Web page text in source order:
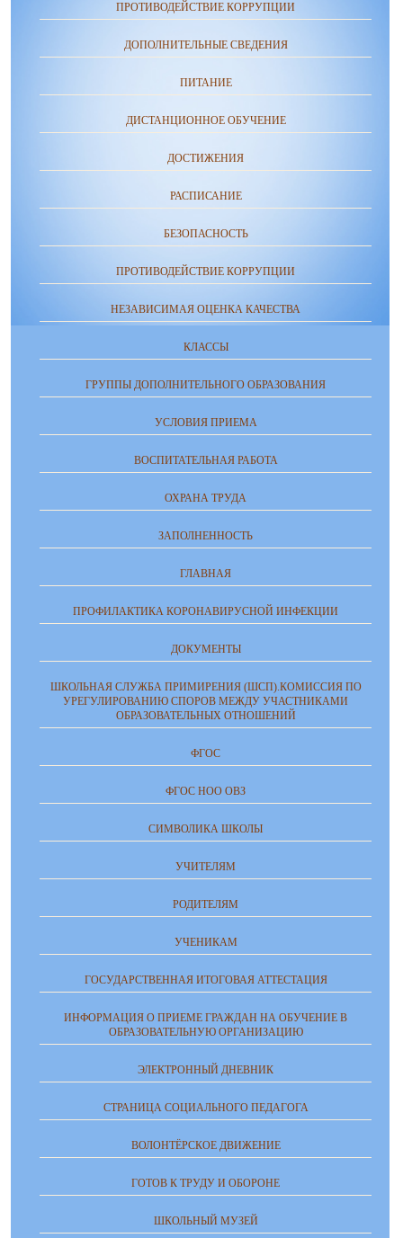
ПРОТИВОДЕЙСТВИЕ КОРРУПЦИИ
ДОПОЛНИТЕЛЬНЫЕ СВЕДЕНИЯ
ПИТАНИЕ
ДИСТАНЦИОННОЕ ОБУЧЕНИЕ
ДОСТИЖЕНИЯ
РАСПИСАНИЕ
БЕЗОПАСНОСТЬ
ПРОТИВОДЕЙСТВИЕ КОРРУПЦИИ
НЕЗАВИСИМАЯ ОЦЕНКА КАЧЕСТВА
КЛАССЫ
ГРУППЫ ДОПОЛНИТЕЛЬНОГО ОБРАЗОВАНИЯ
УСЛОВИЯ ПРИЕМА
ВОСПИТАТЕЛЬНАЯ РАБОТА
ОХРАНА ТРУДА
ЗАПОЛНЕННОСТЬ
ГЛАВНАЯ
ПРОФИЛАКТИКА КОРОНАВИРУСНОЙ ИНФЕКЦИИ
ДОКУМЕНТЫ
ШКОЛЬНАЯ СЛУЖБА ПРИМИРЕНИЯ (ШСП).КОМИССИЯ ПО
УРЕГУЛИРОВАНИЮ СПОРОВ МЕЖДУ УЧАСТНИКАМИ
ОБРАЗОВАТЕЛЬНЫХ ОТНОШЕНИЙ
ФГОС
ФГОС НОО ОВЗ
СИМВОЛИКА ШКОЛЫ
УЧИТЕЛЯМ
РОДИТЕЛЯМ
УЧЕНИКАМ
ГОСУДАРСТВЕННАЯ ИТОГОВАЯ АТТЕСТАЦИЯ
ИНФОРМАЦИЯ О ПРИЕМЕ ГРАЖДАН НА ОБУЧЕНИЕ В
ОБРАЗОВАТЕЛЬНУЮ ОРГАНИЗАЦИЮ
ЭЛЕКТРОННЫЙ ДНЕВНИК
СТРАНИЦА СОЦИАЛЬНОГО ПЕДАГОГА
ВОЛОНТЁРСКОЕ ДВИЖЕНИЕ
ГОТОВ К ТРУДУ И ОБОРОНЕ
ШКОЛЬНЫЙ МУЗЕЙ